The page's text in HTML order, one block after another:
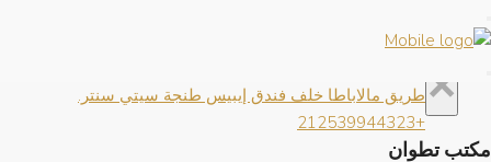
×تواصل معنا
× طريق مالاباطا خلف فندق إيبيس طنجة سيتي سنتر.
+212539944323
مكتب تطوان